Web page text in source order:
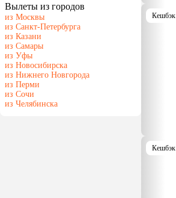
Вылеты из городов
из Москвы
из Санкт-Петербурга
из Казани
из Самары
из Уфы
из Новосибирска
из Нижнего Новгорода
из Перми
из Сочи
из Челябинска
Кешбэк
Кешбэк